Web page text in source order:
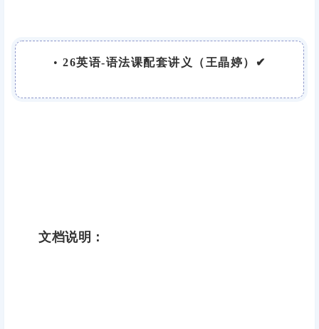
• 26英语-语法课配套讲义（王晶婷）✔
文档说明：